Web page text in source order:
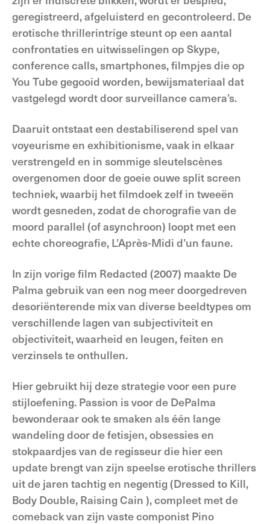
geregistreerd, afgeluisterd en gecontroleerd. De
erotische thrillerintrige steunt op een aantal
confrontaties en uitwisselingen op Skype,
conference calls, smartphones, filmpjes die op
You Tube gegooid worden, bewijsmateriaal dat
vastgelegd wordt door surveillance camera’s.
Daaruit ontstaat een destabiliserend spel van
voyeurisme en exhibitionisme, vaak in elkaar
verstrengeld en in sommige sleutelscènes
overgenomen door de goeie ouwe split screen
techniek, waarbij het filmdoek zelf in tweeën
wordt gesneden, zodat de chorografie van de
moord parallel (of asynchroon) loopt met een
echte choreografie, L’Après-Midi d’un faune.
In zijn vorige film Redacted (2007) maakte De
Palma gebruik van een nog meer doorgedreven
desoriënterende mix van diverse beeldtypes om
verschillende lagen van subjectiviteit en
objectiviteit, waarheid en leugen, feiten en
verzinsels te onthullen.
Hier gebruikt hij deze strategie voor een pure
stijloefening. Passion is voor de DePalma
bewonderaar ook te smaken als één lange
wandeling door de fetisjen, obsessies en
stokpaardjes van de regisseur die hier een
update brengt van zijn speelse erotische thrillers
uit de jaren tachtig en negentig (Dressed to Kill,
Body Double, Raising Cain ), compleet met de
comeback van zijn vaste componist Pino